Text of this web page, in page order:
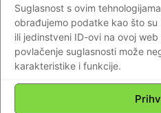
Suglasnost s ovim
obrađujemo podatke kao što
ili jedinstveni ID-ovi na ovoj
povlačenje suglasnosti može
karakteristike i funkcije.
Impressum Kontaktirajte
© Newspaper